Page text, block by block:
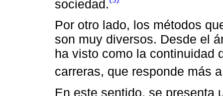
sociedad.
Por otro lado, los métodos
son muy diversos. Desde el
ha visto como la continuidad
carreras, que responde más
En este sentido, se presenta